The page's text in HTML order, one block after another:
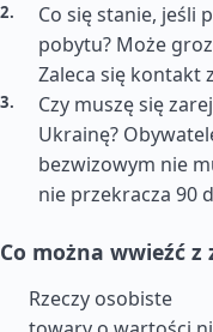
Co się stanie, jeśli
pobytu? Może
Zaleca się kontakt
Czy muszę się
Ukrainę?
bezwizowym nie
nie przekracza 90
Co można wwieźć z
Rzeczy osobiste